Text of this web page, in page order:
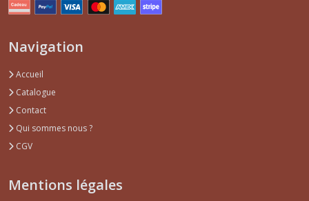
Navigation
Accueil
Catalogue
Contact
Qui sommes nous ?
CGV
Mentions légales